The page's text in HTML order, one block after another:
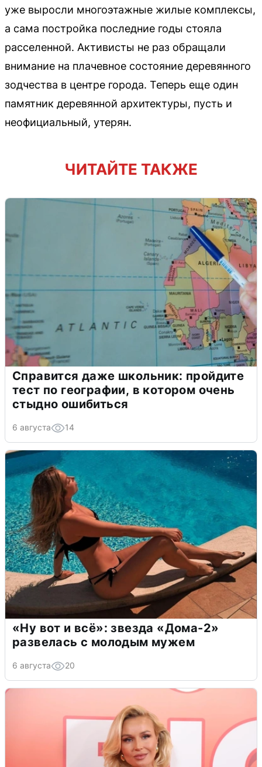
уже выросли многоэтажные жилые комплексы,
а сама постройка последние годы стояла
расселенной. Активисты не раз обращали
внимание на плачевное состояние деревянного
зодчества в центре города. Теперь еще один
памятник деревянной архитектуры, пусть и
неофициальный, утерян.
ЧИТАЙТЕ ТАКЖЕ
Справится даже школьник: пройдите
тест по географии, в котором очень
стыдно ошибиться
6 августа 14
«Ну вот и всё»: звезда «Дома-2»
развелась с молодым мужем
6 августа 20